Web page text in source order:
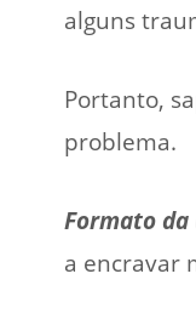
alguns
Portanto,
problema.
Formato da
a encravar